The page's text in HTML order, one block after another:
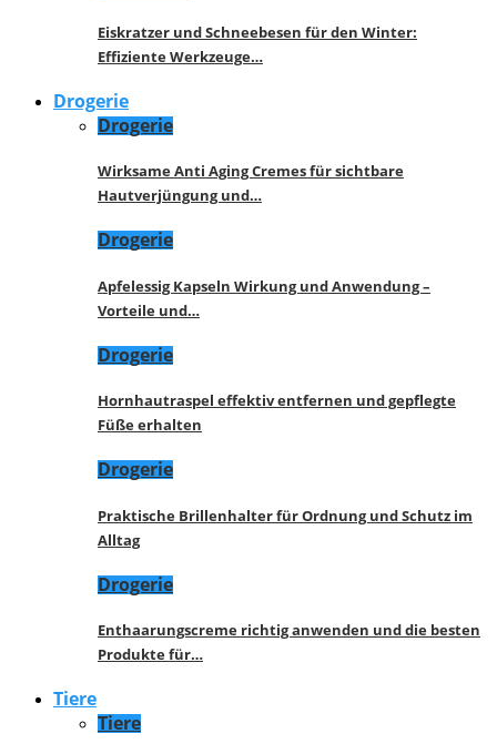
Eiskratzer und Schneebesen für den Winter:
Effiziente Werkzeuge…
Drogerie
Drogerie
Wirksame Anti Aging Cremes für sichtbare
Hautverjüngung und…
Drogerie
Apfelessig Kapseln Wirkung und Anwendung –
Vorteile und…
Drogerie
Hornhautraspel effektiv entfernen und gepflegte
Füße erhalten
Drogerie
Praktische Brillenhalter für Ordnung und Schutz im
Alltag
Drogerie
Enthaarungscreme richtig anwenden und die besten
Produkte für…
Tiere
Tiere